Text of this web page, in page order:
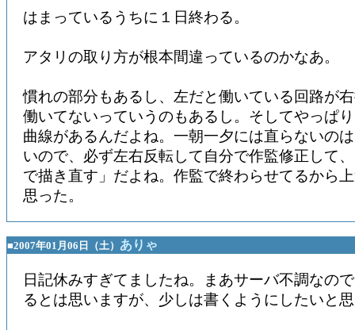
はまっているうちに１日終わる。
アタリの取り方が根本間違っているのかなあ。
慣れの部分もあるし、左だと働いている回路が
働いてないっていうのもあるし。そしてやっぱ
曲線があるんだよね。一朝一夕には直らないの
いので、必ず左右反転して自分で作監修正して
で描き直す」だよね。作監で終わらせてるから
思った。
■2007年01月06日（土） ありゃ
日記休みすぎてましたね。まあサーバ不調なの
るとは思いますが、少しは書くようにしたいと